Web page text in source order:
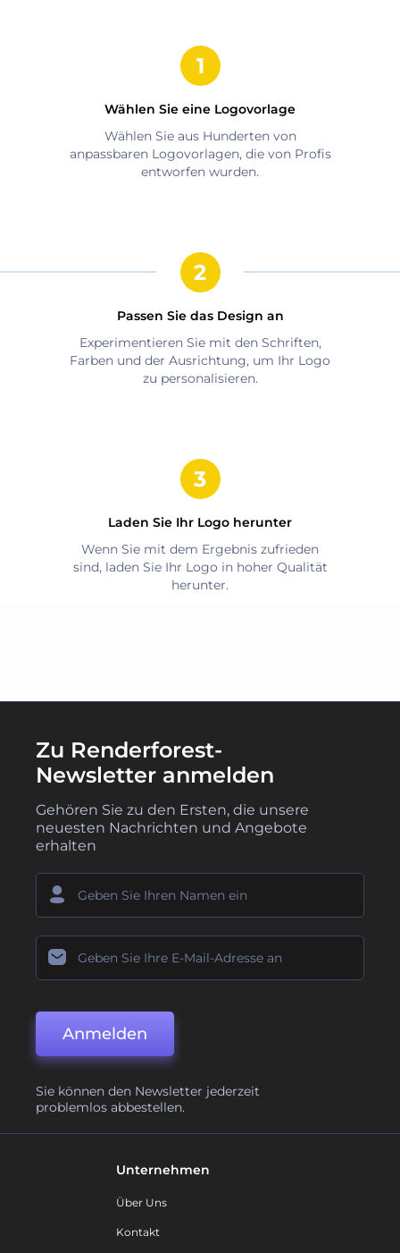
Wählen Sie eine Logovorlage
Wählen Sie aus Hunderten von
anpassbaren Logovorlagen, die von Profis
entworfen wurden.
Passen Sie das Design an
Experimentieren Sie mit den Schriften,
Farben und der Ausrichtung, um Ihr Logo
zu personalisieren.
Laden Sie Ihr Logo herunter
Wenn Sie mit dem Ergebnis zufrieden
sind, laden Sie Ihr Logo in hoher Qualität
herunter.
Zu Renderforest-
Newsletter anmelden
Gehören Sie zu den Ersten, die unsere
neuesten Nachrichten und Angebote
erhalten
Anmelden
Sie können den Newsletter jederzeit
problemlos abbestellen.
Unternehmen
Über Uns
Kontakt